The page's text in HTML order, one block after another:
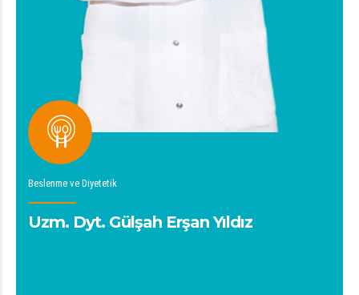
Beslenme ve Diyetetik
Uzm. Dyt. Gülşah Erşan Yıldız